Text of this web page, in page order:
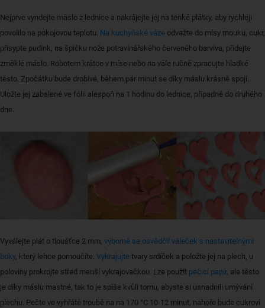
Nejprve vyndejte máslo z lednice a nakrájejte jej na tenké plátky, aby rychleji
povolilo na pokojovou teplotu. Na kuchyňské váze odvažte do mísy mouku, cukr,
přisypte pudink, na špičku nože potravinářského červeného barviva, přidejte
změklé máslo. Robotem krátce v míse nebo na vále ručně zpracujte hladké
těsto. Zpočátku bude drobivé, během pár minut se díky máslu krásně spojí.
Uložte jej zabalené ve fólii alespoň na 1 hodinu do lednice, případně do druhého
dne.
Vyválejte plát o tloušťce 2 mm, výborně se osvědčil váleček s nastavitelnými
boky, který lehce pomoučíte. Vykrajujte tvary srdíček a položte jej na plech, u
poloviny prokrojte střed menší vykrajovačkou. Lze použít pečicí papír, ale těsto
je díky máslu mastné, tak to je spíše kvůli tomu, abyste si usnadnili umývání
plechu. Pečte ve vyhřáté troubě na na 170 °C 10-12 minut, nahoře bude cukroví